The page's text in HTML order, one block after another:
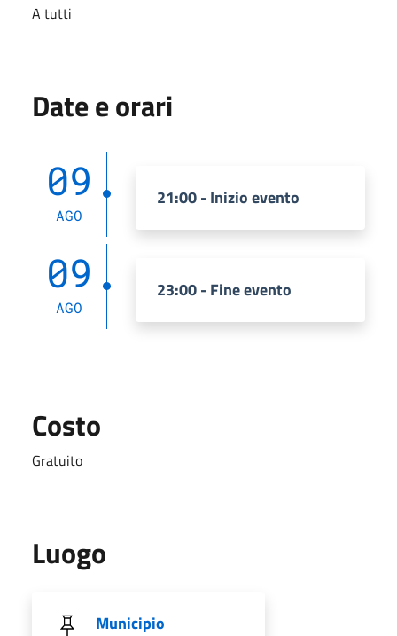
A tutti
Date e orari
09
AGO
21:00 - Inizio evento
09
AGO
23:00 - Fine evento
Costo
Gratuito
Luogo
Municipio